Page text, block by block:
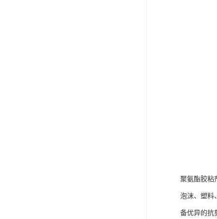
聚氨酯胶粘
泡沫、塑料
备优异的抗